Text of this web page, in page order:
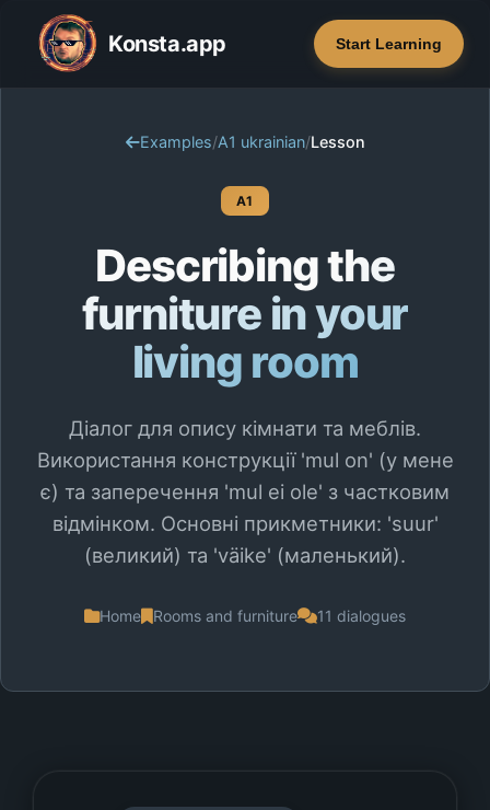
Konsta.app Start Learning
Examples/A1 ukrainian/Lesson
A1
Describing the
furniture in your
living room
Діалог для опису кімнати та меблів.
Використання конструкції 'mul on' (у мене
є) та заперечення 'mul ei ole' з частковим
відмінком. Основні прикметники: 'suur'
(великий) та 'väike' (маленький).
Home Rooms and furniture 11 dialogues